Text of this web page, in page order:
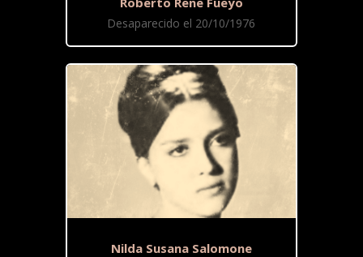
Desaparecido el 20/10/1976
Nilda Susana Salomone